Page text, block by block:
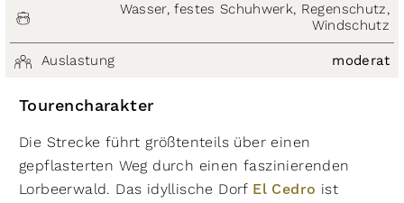
Wasser, festes Schuhwerk, Regenschutz,
Windschutz
Auslastung moderat
Tourencharakter
Die Strecke führt größtenteils über einen
gepflasterten Weg durch einen faszinierenden
Lorbeerwald. Das idyllische Dorf El Cedro ist